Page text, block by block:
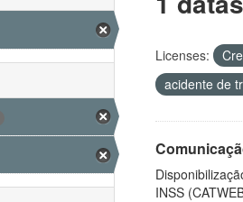
Licenses:
acidente de
INSS